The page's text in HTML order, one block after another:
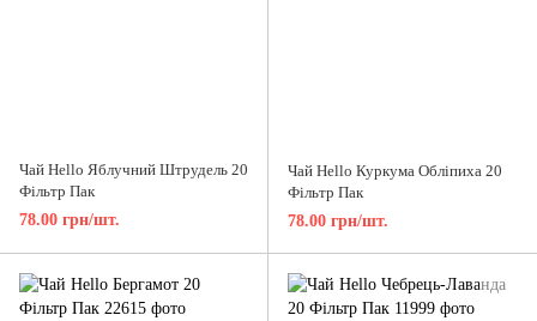
Чай Hello Яблучний Штрудель 20
Фільтр Пак
78.00 грн/шт.
Чай Hello Куркума Обліпиха 20
Фільтр Пак
78.00 грн/шт.